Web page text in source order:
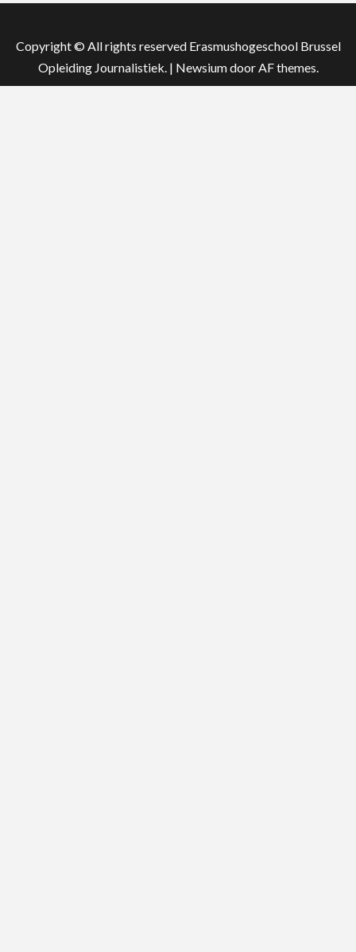
Copyright © All rights reserved Erasmushogeschool Brussel
Opleiding Journalistiek. | Newsiumdoor AF themes.